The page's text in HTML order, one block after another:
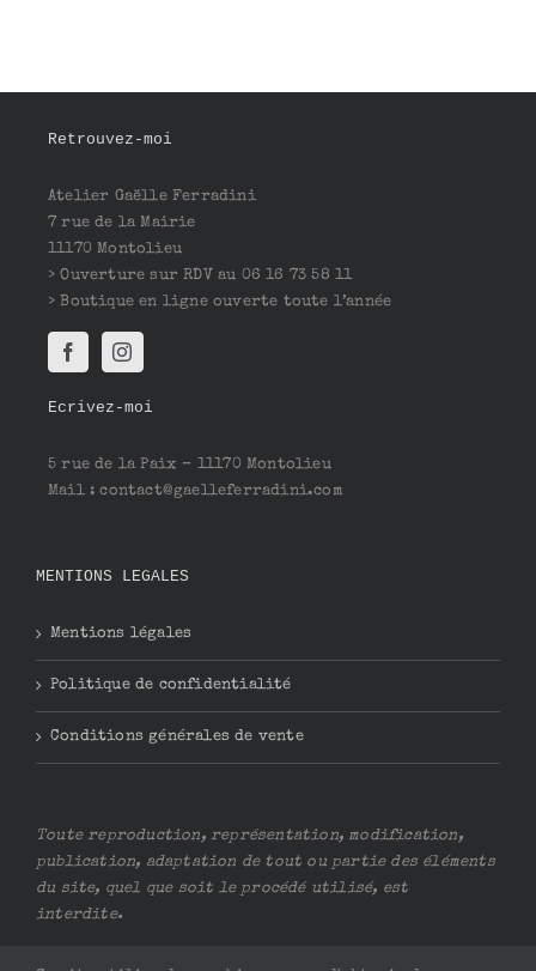
Retrouvez-moi
Atelier Gaëlle Ferradini
7 rue de la Mairie
11170 Montolieu
> Ouverture sur RDV au 06 16 73 58 11
> Boutique en ligne ouverte toute l’année
Ecrivez-moi
5 rue de la Paix – 11170 Montolieu
Mail : contact@gaelleferradini.com
MENTIONS LEGALES
Mentions légales
Politique de confidentialité
Conditions générales de vente
Toute reproduction, représentation, modification,
publication, adaptation de tout ou partie des éléments
du site, quel que soit le procédé utilisé, est
interdite.